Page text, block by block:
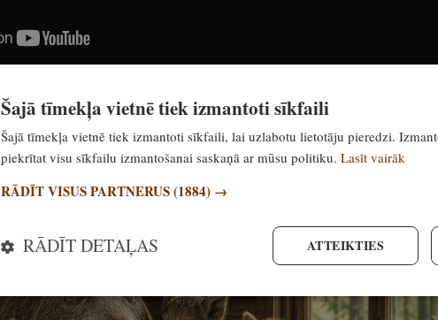
Šajā tīmekļa vietnē tiek izmantoti sīkfaili
Šajā tīmekļa vietnē tiek izmantoti sīkfaili, lai uzlabotu lietotāju pieredzi.
piekrītat visu sīkfailu izmantošanai saskaņā ar mūsu politiku. Lasīt vairāk
RĀDĪT VISUS PARTNERUS(1884) →
ATTEIKTIES
RĀDĪT DETAĻAS